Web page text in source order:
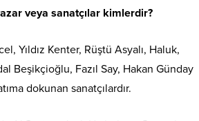
veya sanatçılar kimlerdir?
Yıldız Kenter, Rüştü Asyalı, Haluk,
Beşikçioğlu, Fazıl Say, Hakan Günday
dokunan sanatçılardır.